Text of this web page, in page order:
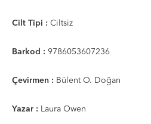
Cilt Tipi : Ciltsiz
Barkod : 9786053607236
Çevirmen : Bülent O. Doğan
Yazar : Laura Owen